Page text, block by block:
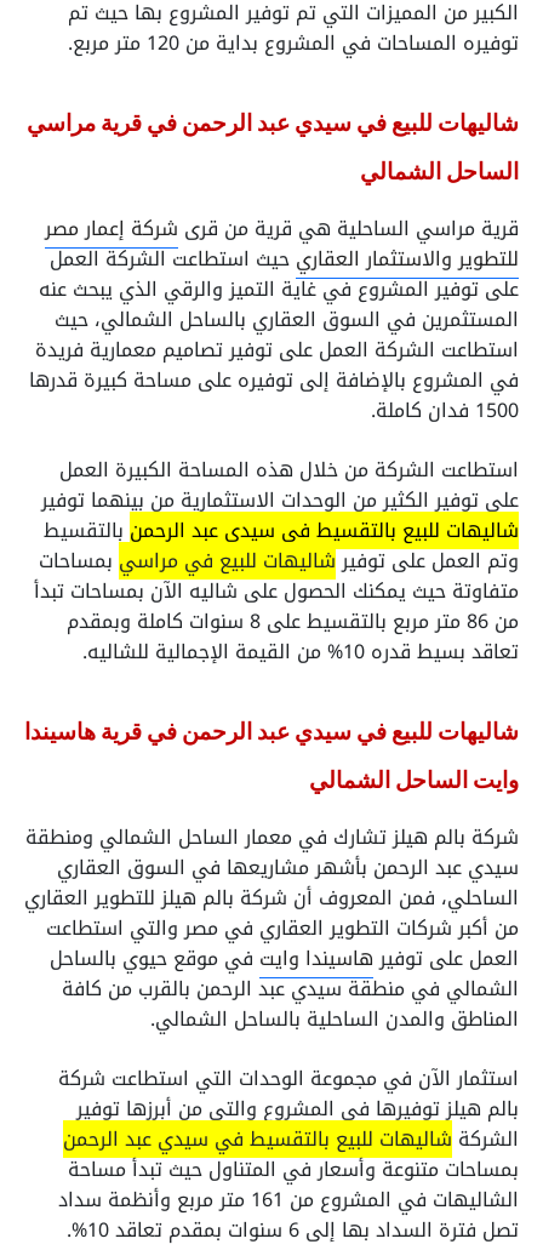
الكبير من المميزات التي تم توفير المشروع بها حيث تم
توفيره المساحات في المشروع بداية من 120 متر مربع.
شاليهات للبيع في سيدي عبد الرحمن في قرية مراسي
الساحل الشمالي
قرية مراسي الساحلية هي قرية من قرى شركة إعمار مصر
للتطوير والاستثمار العقاريحيث استطاعت الشركة العمل
على توفير المشروع في غاية التميز والرقي الذي يبحث عنه
المستثمرين في السوق العقاري بالساحل الشمالي، حيث
استطاعت الشركة العمل على توفير تصاميم معمارية فريدة
في المشروع بالإضافة إلى توفيره على مساحة كبيرة قدرها
1500 فدان كاملة.
استطاعت الشركة من خلال هذه المساحة الكبيرة العمل
على توفير الكثير من الوحدات الاستثمارية من بينهما توفير
شاليهات للبيع بالتقسيط في سيدي عبد الرحمن بالتقسيط
وتم العمل على توفيرشاليهات للبيع في مراسي بمساحات
متفاوتة حيث يمكنك الحصول على شاليه الآن بمساحات تبدأ
من 86 متر مربع بالتقسيط على 8 سنوات كاملة وبمقدم
تعاقد بسيط قدره 10% من القيمة الإجمالية للشاليه.
شاليهات للبيع في سيدي عبد الرحمن في قرية هاسيندا
وايت الساحل الشمالي
شركة بالم هيلز تشارك في معمار الساحل الشمالي ومنطقة
سيدي عبد الرحمن بأشهر مشاريعها في السوق العقاري
الساحلي، فمن المعروف أن شركة بالم هيلز للتطوير العقاري
من أكبر شركات التطوير العقاري في مصر والتي استطاعت
العمل على توفيرهاسيندا وايت في موقع حيوي بالساحل
الشمالي في منطقة سيدي عبد الرحمن بالقرب من كافة
المناطق والمدن الساحلية بالساحل الشمالي.
استثمار الآن في مجموعة الوحدات التي استطاعت شركة
بالم هيلز توفيرها في المشروع والتي من أبرزها توفير
الشركة شاليهات للبيع بالتقسيط في سيدي عبد الرحمن
بمساحات متنوعة وأسعار في المتناول حيث تبدأ مساحة
الشاليهات في المشروع من 161 متر مربع وأنظمة سداد
تصل فترة السداد بها إلى 6 سنوات بمقدم تعاقد 10%.